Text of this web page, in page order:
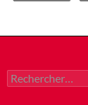
Rechercher :